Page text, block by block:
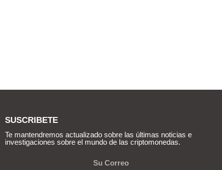
SUSCRIBETE
Te mantendremos actualizado sobre las últimas noticias e
investigaciones sobre el mundo de las criptomonedas.